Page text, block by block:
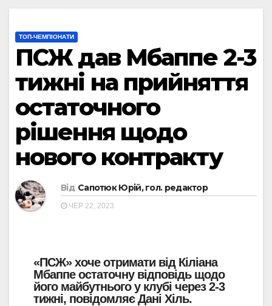
ТОП-ЧЕМПІОНАТИ
ПСЖ дав Мбаппе 2-3
тижні на прийняття
остаточного
рішення щодо
нового контракту
Від Сапотюк Юрій, гол. редактор
ЧЕР 22, 2023
«ПСЖ» хоче отримати від Кіліана
Мбаппе остаточну відповідь щодо
його майбутнього у клубі через 2-3
тижні, повідомляє Дані Хіль.